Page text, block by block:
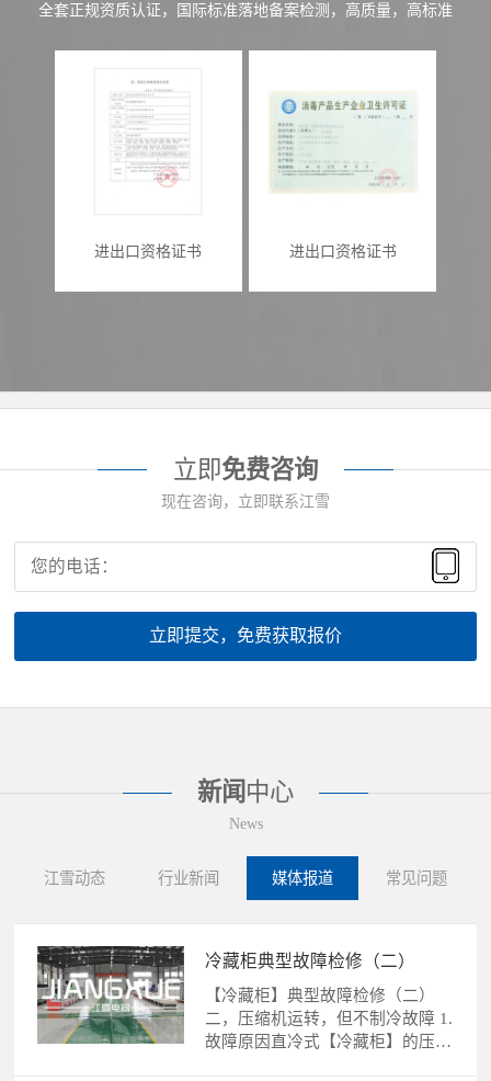
全套正规资质认证，国际标准落地备案检测，高质量，高标准
进出口资格证书 进出口资格证书
立即免费咨询
现在咨询，立即联系江雪
立即提交，免费获取报价
新闻 中心
News
江雪动态 行业新闻 媒体报道 常见问题
冷藏柜典型故障检修（二）
【冷藏柜】典型故障检修（二）
二，压缩机运转，但不制冷故障 1.
故障原因直冷式【冷藏柜】的压缩